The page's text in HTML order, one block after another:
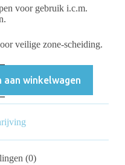
voor gebruik i.c.m.
veilige zone-scheiding.
aan winkelwagen
(0)